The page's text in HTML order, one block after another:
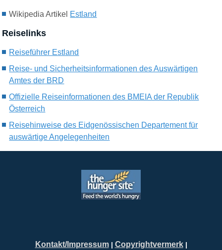
Wikipedia Artikel Estland
Reiselinks
Reiseführer Estland
Reise- und Sicherheitsinformationen des Auswärtigen
Amtes der BRD
Offizielle Reiseinformationen des BMEIA der Republik
Österreich
Reisehinweise des Eidgenössischen Departement für
auswärtige Angelegenheiten
Kontakt/Impressum| Copyrightvermerk|